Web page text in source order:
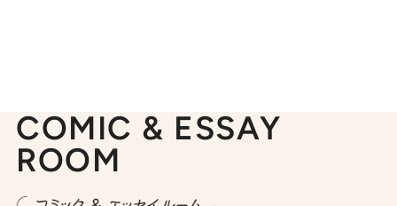
COMIC & ESSAY
ROOM